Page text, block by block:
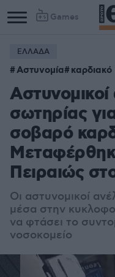
Games
ΕΛΛΑΔΑ
Αστυνομία καρδιακό
σωτηρίας
σοβαρό
Πειραιώς
Οι αστυνομικοί
μέσα στην
να φτάσει το
νοσοκομείο